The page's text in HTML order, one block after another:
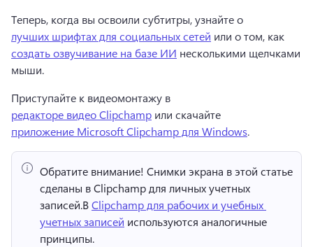
Теперь, когда вы освоили субтитры, узнайте о
лучших шрифтах для социальных сетей или о том, как
создать озвучивание на базе ИИ несколькими щелчками
мыши.
Приступайте к видеомонтажу в
редакторе видео Clipchamp или скачайте
приложение Microsoft Clipchamp для Windows.
Обратите внимание! Снимки экрана в этой статье
сделаны в Clipchamp для личных учетных
записей.В Clipchamp для рабочих и учебных
учетных записей используются аналогичные
принципы.